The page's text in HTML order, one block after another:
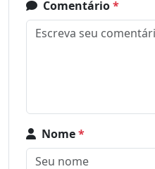
Comentário*
Nome*